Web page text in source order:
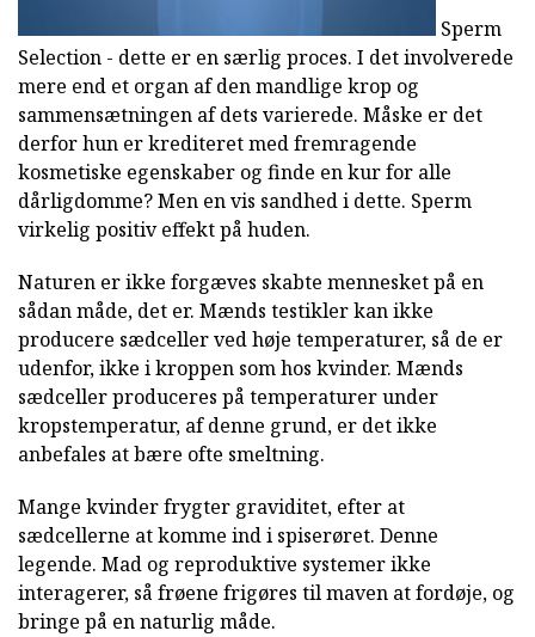
Sperm
Selection - dette er en særlig proces. I det involverede
mere end et organ af den mandlige krop og
sammensætningen af dets varierede. Måske er det
derfor hun er krediteret med fremragende
kosmetiske egenskaber og finde en kur for alle
dårligdomme? Men en vis sandhed i dette. Sperm
virkelig positiv effekt på huden.
Naturen er ikke forgæves skabte mennesket på en
sådan måde, det er. Mænds testikler kan ikke
producere sædceller ved høje temperaturer, så de er
udenfor, ikke i kroppen som hos kvinder. Mænds
sædceller produceres på temperaturer under
kropstemperatur, af denne grund, er det ikke
anbefales at bære ofte smeltning.
Mange kvinder frygter graviditet, efter at
sædcellerne at komme ind i spiserøret. Denne
legende. Mad og reproduktive systemer ikke
interagerer, så frøene frigøres til maven at fordøje, og
bringe på en naturlig måde.